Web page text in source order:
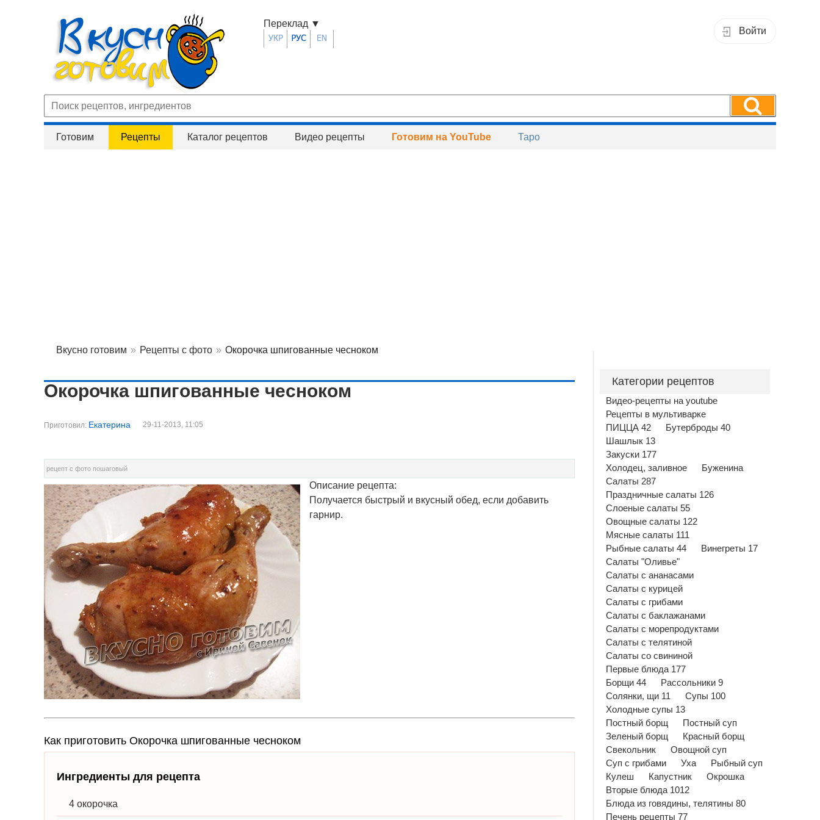
Войти
Переклад ▼
Готовим Рецепты Каталог рецептов Видео рецепты Готовим на YouTube Таро
Вкусно готовим » Рецепты с фото » Окорочка шпигованные чесноком
Окорочка шпигованные чесноком
Приготовил: Екатерина 29-11-2013, 11:05
рецепт с фото пошаговый
Описание рецепта:
Получается быстрый и вкусный обед, если добавить
гарнир.
Как приготовить Окорочка шпигованные чесноком
Ингредиенты для рецепта
4 окорочка
Категории рецептов
Видео-рецепты на youtube
Рецепты в мультиварке
ПИЦЦА 42
Бутерброды 40
Шашлык 13
Закуски 177
Холодец, заливное
Буженина
Салаты 287
Праздничные салаты 126
Слоеные салаты 55
Овощные салаты 122
Мясные салаты 111
Рыбные салаты 44
Винегреты 17
Салаты "Оливье"
Салаты с ананасами
Салаты с курицей
Салаты с грибами
Салаты с баклажанами
Салаты с морепродуктами
Салаты с телятиной
Салаты со свининой
Первые блюда 177
Борщи 44
Рассольники 9
Солянки, щи 11
Супы 100
Холодные супы 13
Постный борщ
Постный суп
Зеленый борщ
Красный борщ
Свекольник
Овощной суп
Суп с грибами
Уха
Рыбный суп
Кулеш
Капустник
Окрошка
Вторые блюда 1012
Блюда из говядины, телятины 80
Печень рецепты 77